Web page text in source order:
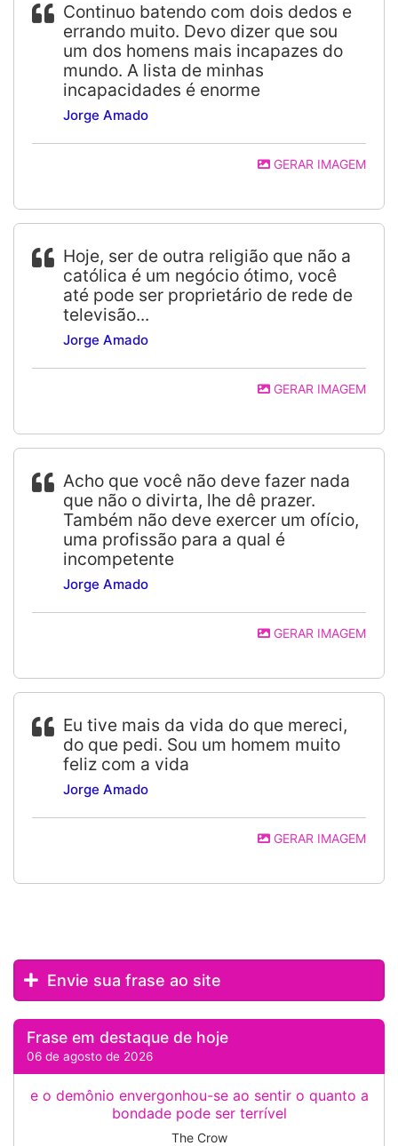
Continuo batendo com dois dedos e
errando muito. Devo dizer que sou
um dos homens mais incapazes do
mundo. A lista de minhas
incapacidades é enorme
Jorge Amado
GERAR IMAGEM
Hoje, ser de outra religião que não a
católica é um negócio ótimo, você
até pode ser proprietário de rede de
televisão...
Jorge Amado
GERAR IMAGEM
Acho que você não deve fazer nada
que não o divirta, lhe dê prazer.
Também não deve exercer um ofício,
uma profissão para a qual é
incompetente
Jorge Amado
GERAR IMAGEM
Eu tive mais da vida do que mereci,
do que pedi. Sou um homem muito
feliz com a vida
Jorge Amado
GERAR IMAGEM
Envie sua frase ao site
Frase em destaque de hoje
06 de agosto de 2026
e o demônio envergonhou-se ao sentir o quanto a
bondade pode ser terrível
The Crow